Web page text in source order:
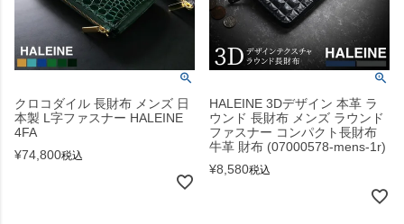
クロコダイル 長財布 メンズ 日
本製 L字ファスナー HALEINE
4FA
¥74,800税込
HALEINE 3Dデザイン 本革 ラ
ウンド 長財布 メンズ ラウンド
ファスナー コンパクト長財布
牛革 財布 (07000578-mens-1r)
¥8,580税込